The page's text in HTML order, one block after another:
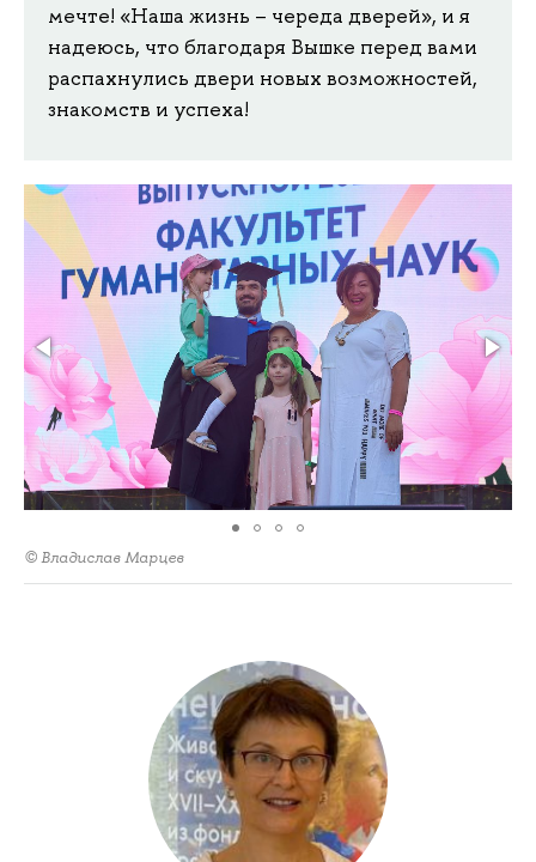
мечте! «Наша жизнь – череда дверей», и я
надеюсь, что благодаря Вышке перед вами
распахнулись двери новых возможностей,
знакомств и успеха!
© Владислав Марцев